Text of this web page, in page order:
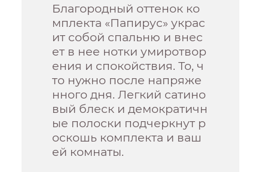
Благородный оттенок ко
мплекта «Папирус» украс
ит собой спальню и внес
ет в нее нотки умиротвор
ения и спокойствия. То, ч
то нужно после напряже
нного дня. Легкий сатино
вый блеск и демократичн
ые полоски подчеркнут р
оскошь комплекта и ваш
ей комнаты.